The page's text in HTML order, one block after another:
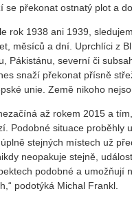
se překonat ostnatý plot a
rok 1938 ani 1939,
měsíců a dní. Uprchlíci z
Pákistánu, severní či
snaží překonat přísně
unie. Země nikoho
až rokem 2015 a
Podobné situace proběhly
stejných místech už
neopakuje stejně,
podobné a umožňují
podotýká Michal Frankl.